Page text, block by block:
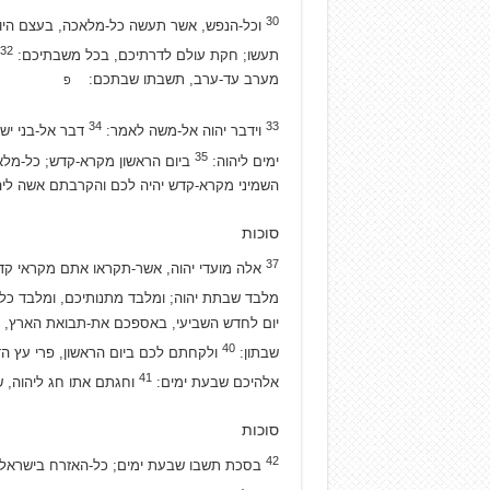
30 וכל-הנפש, אשר תעשה כל-מלאכה, בעצם
תעשו; חקת עולם לדרתיכם, בכל משבתיכם:32
מערב עד-ערב, תשבתו שבתכם: פ
33 וידבר יהוה אל-משה לאמר:34 דבר אל-בני
ימים ליהוה:35 ביום הראשון מקרא-קדש; כל-
השמיני מקרא-קדש יהיה לכם והקרבתם אשה
סוכות
37 אלה מועדי יהוה, אשר-תקראו אתם מקראי
מלבד שבתת יהוה; ומלבד מתנותיכם, ומלבד
יום לחדש השביעי, באספכם את-תבואת הארץ,
שבתון:40 ולקחתם לכם ביום הראשון, פרי עץ
אלהיכם שבעת ימים:41 וחגתם אתו חג
סוכות
42 בסכת תשבו שבעת ימים; כל-האזרח